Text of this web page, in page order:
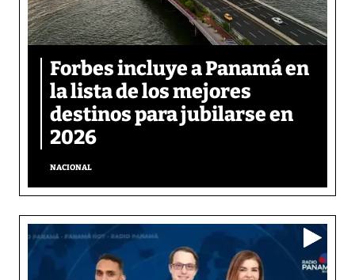
Forbes incluye a Panamá en
la lista de los mejores
destinos para jubilarse en
2026
NACIONAL